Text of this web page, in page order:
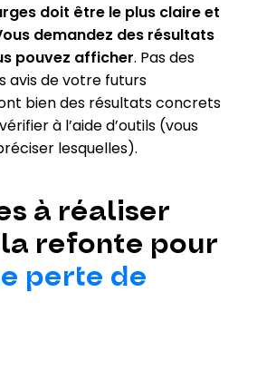
doit être le plus claire et
demandez des résultats
pouvez afficher. Pas des
avis de votre futurs
bien des résultats concrets
à l’aide d’outils (vous
lesquelles).
à réaliser
refonte pour
perte de